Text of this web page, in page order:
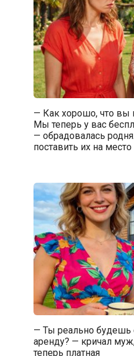
— Как хорошо, что вы
Мы теперь у вас
— обрадовалась
поставить их на место
— Ты реально
аренду? — кричал
теперь платная